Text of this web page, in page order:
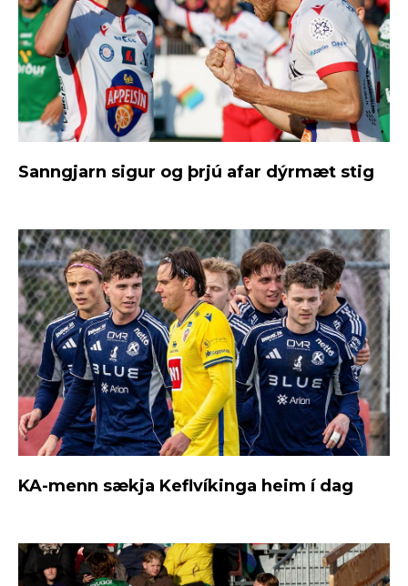
Sanngjarn sigur og þrjú afar dýrmæt stig
KA-menn sækja Keflvíkinga heim í dag